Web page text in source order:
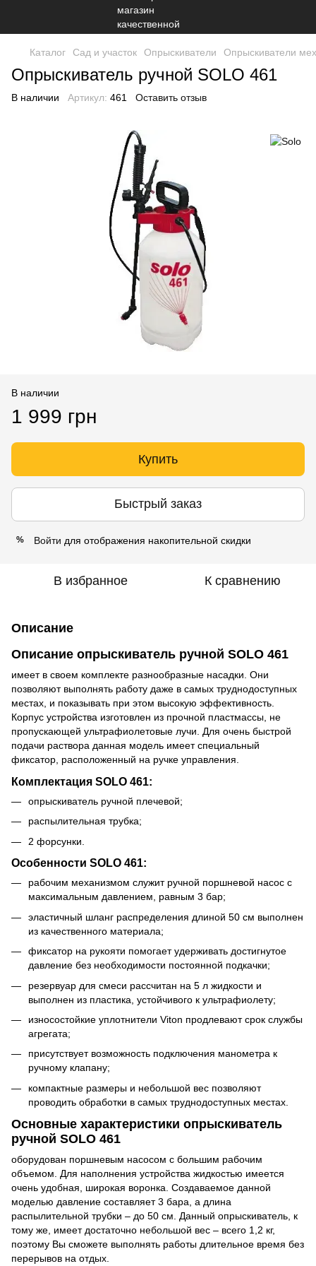
Каталог Сад и участок Опрыскиватели Опрыскиватели
Опрыскиватель ручной SOLO 461
В наличии Артикул: 461 Оставить отзыв
В наличии
1 999 грн
Купить
Быстрый заказ
% Войти для отображения накопительной скидки
В избранное К сравнению
Описание
Описание опрыскиватель ручной SOLO 461
имеет в своем комплекте разнообразные насадки. Они
позволяют выполнять работу даже в самых труднодоступных
местах, и показывать при этом высокую эффективность.
Корпус устройства изготовлен из прочной пластмассы, не
пропускающей ультрафиолетовые лучи. Для очень быстрой
подачи раствора данная модель имеет специальный
фиксатор, расположенный на ручке управления.
Комплектация SOLO 461:
опрыскиватель ручной плечевой;
распылительная трубка;
2 форсунки.
Особенности SOLO 461:
рабочим механизмом служит ручной поршневой насос с
максимальным давлением, равным 3 бар;
эластичный шланг распределения длиной 50 см выполнен
из качественного материала;
фиксатор на рукояти помогает удерживать достигнутое
давление без необходимости постоянной подкачки;
резервуар для смеси рассчитан на 5 л жидкости и
выполнен из пластика, устойчивого к ультрафиолету;
износостойкие уплотнители Viton продлевают срок службы
агрегата;
присутствует возможность подключения манометра к
ручному клапану;
компактные размеры и небольшой вес позволяют
проводить обработки в самых труднодоступных местах.
Основные характеристики опрыскиватель
ручной SOLO 461
оборудован поршневым насосом с большим рабочим
объемом. Для наполнения устройства жидкостью имеется
очень удобная, широкая воронка. Создаваемое данной
моделью давление составляет 3 бара, а длина
распылительной трубки – до 50 см. Данный опрыскиватель, к
тому же, имеет достаточно небольшой вес – всего 1,2 кг,
поэтому Вы сможете выполнять работы длительное время без
перерывов на отдых.